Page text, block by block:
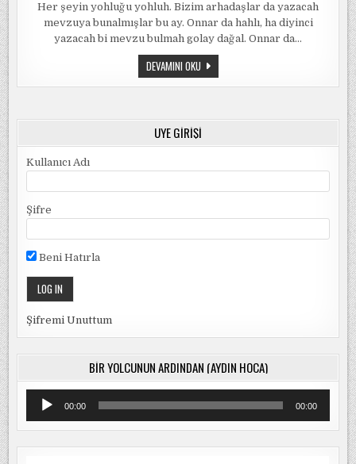
Her şeyin yohluğu yohluh. Bizim arhadaşlar da yazacah
mevzuya bunalmışlar bu ay. Onnar da hahlı, ha diyinci
yazacah bi mevzu bulmah golay dağal. Onnar da…
DEVAMINI OKUÖDEVIMIZ
BARIŞ
ÜYE GIRIŞI
Kullanıcı Adı
Şifre
Beni Hatırla
Şifremi Unuttum
BIR YOLCUNUN ARDINDAN (AYDIN HOCA)
Ses
oynatıcı00:00 00:00